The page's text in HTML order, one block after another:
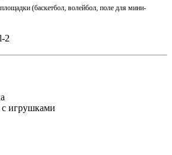
(баскетбол, волейбол, поле для мини-
с игрушками